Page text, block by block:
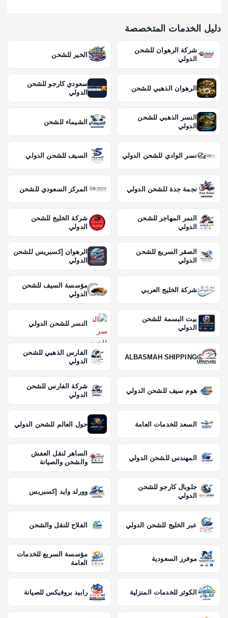
دليل الخدمات المتخصصة
شركة الرهوان للشحن
الدولي
الخير للشحن
الرهوان الذهبي للشحن
سعودي كارجو للشحن
الدولي
النسر الذهبي للشحن
الدولي
الشيماء للشحن
نسر الوادي للشحن الدولي السيف للشحن الدولي
نجمة جدة للشحن الدولي المركز السعودي للشحن
النمر المهاجر للشحن
الدولي
شركة الخليج للشحن
الدولي
الصقر السريع للشحن
الدولي
الرهوان إكسبريس للشحن
الدولي
شركة الخليج العربي
مؤسسة السيف للشحن
الدولي
بيت البسمة للشحن
الدولي
النسر للشحن الدولي
ALBASMAH SHIPPING
الفارس الذهبي للشحن
الدولي
هوم سيف للشحن الدولي
شركة الفارس للشحن
الدولي
السعد للخدمات العامة حول العالم للشحن الدولي
المهندس للشحن الدولي
الساهر لنقل العفش
والشحن والصيانة
جلوبال كارجو للشحن
الدولي
وورلد وايد إكسبريس
عبر الخليج للشحن الدولي الفلاح للنقل والشحن
موفرز السعودية
مؤسسة السريع للخدمات
العامة
الكوثر للخدمات المنزلية رابيد بروفيكس للصيانة